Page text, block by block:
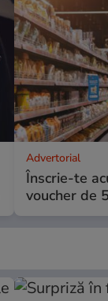
Advertorial
Înscrie-te
voucher de